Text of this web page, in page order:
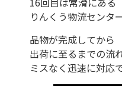
りんくう物流センタ
品物が完成してから
出荷に至るまでの流
ミスなく迅速に対応